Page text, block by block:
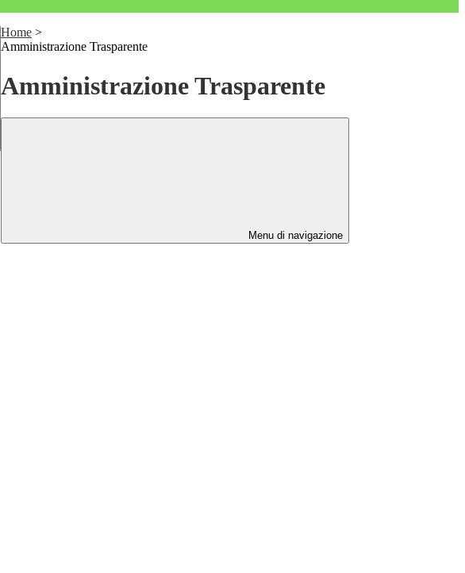
Home >
Amministrazione Trasparente
Amministrazione Trasparente
Menu di navigazione